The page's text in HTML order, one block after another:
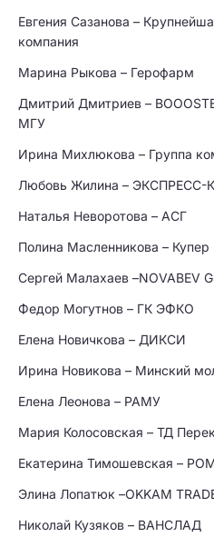
Евгения Сазанова –
компания
Марина Рыкова – Герофарм
Дмитрий Дмитриев –
МГУ
Ирина Михлюкова – Группа
Любовь Жилина – ЭКСПРЕСС-
Наталья Неворотова – АСГ
Полина Масленникова – Купер
Сергей Малахаев –NOVABEV
Федор Могутнов – ГК ЭФКО
Елена Новичкова – ДИКСИ
Ирина Новикова – Минский
Елена Леонова – РАМУ
Мария Колосовская – ТД
Екатерина Тимошевская –
Элина Лопатюк –OKKAM
Николай Кузяков – ВАНСЛАД